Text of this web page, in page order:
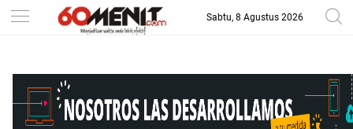
--> Sabtu, 8 Agustus 2026